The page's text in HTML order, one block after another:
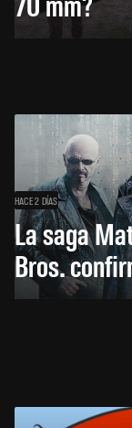
HACE 2 DÍAS
La saga
Bros.